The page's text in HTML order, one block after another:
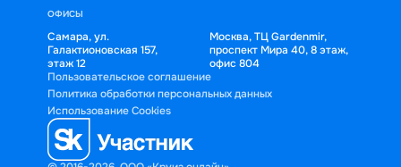
ОФИСЫ
Самара, ул.
Галактионовская 157,
этаж 12
Москва, ТЦ Gardenmir,
проспект Мира 40, 8 этаж,
офис 804
Пользовательское соглашение
Политика обработки персональных данных
Использование Cookies